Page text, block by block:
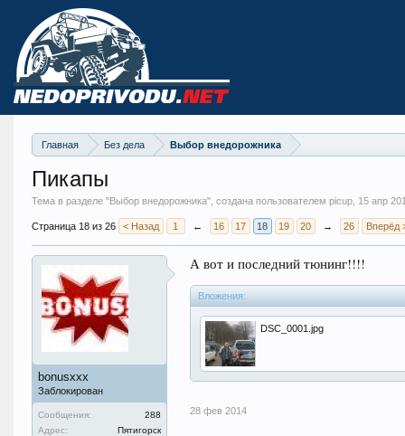
Главная Без дела Выбор внедорожника
Пикапы
Тема в разделе "Выбор внедорожника", создана пользователем picup, 15 апр
Страница 18 из 26 < Назад 1 ← 16 17 18 19 20 → 26 Вперёд
bonusxxx
Заблокирован
Сообщения:
288
Адрес:
Пятигорск
А вот и последний тюнинг!!!!
Вложения:
DSC_0001.jpg
28 фев 2014